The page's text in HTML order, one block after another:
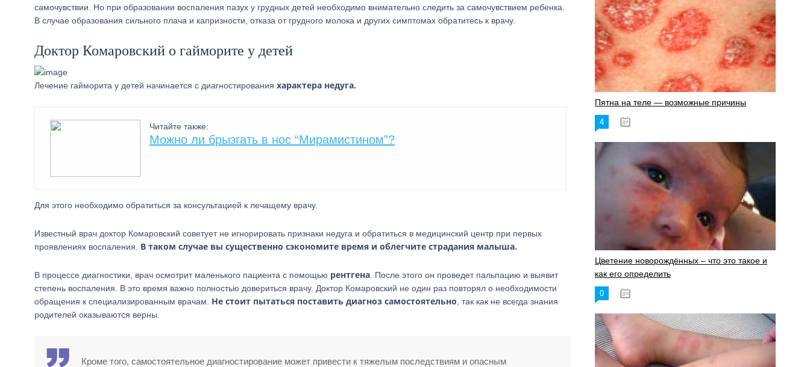
самочувствии. Но при образовании воспаления пазух у грудных детей необходимо внимательно следить за самочувствием ребенка.
В случае образования сильного плача и капризности, отказа от грудного молока и других симптомах обратитесь к врачу.
Доктор Комаровский о гайморите у детей
Лечение гайморита у детей начинается с диагностирования характера недуга.
Читайте также:
Можно ли брызгать в нос “Мирамистином”?
Для этого необходимо обратиться за консультацией к лечащему врачу.
Известный врач доктор Комаровский советует не игнорировать признаки недуга и обратиться в медицинский центр при первых
проявлениях воспаления. В таком случае вы существенно сэкономите время и облегчите страдания малыша.
В процессе диагностики, врач осмотрит маленького пациента с помощью рентгена . После этого он проведет пальпацию и выявит
степень воспаления. В это время важно полностью довериться врачу. Доктор Комаровский не один раз повторял о необходимости
обращения к специализированным врачам. Не стоит пытаться поставить диагноз самостоятельно , так как не всегда знания
родителей оказываются верны.
Кроме того, самостоятельное диагностирование может привести к тяжелым последствиям и опасным
Пятна на теле — возможные причины
4
Цветение новорождённых – что это такое и
как его определить
0